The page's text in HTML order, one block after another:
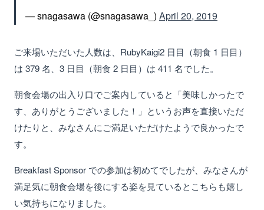
— snagasawa (@snagasawa_) April 20, 2019
ご来場いただいた人数は、RubyKaigi2 日目（朝食 1 日目）
は 379 名、3 日目（朝食 2 日目）は 411 名でした。
朝食会場の出入り口でご案内していると「美味しかったで
す、ありがとうございました！」というお声を直接いただ
けたりと、みなさんにご満足いただけたようで良かったで
す。
Breakfast Sponsor での参加は初めてでしたが、みなさんが
満足気に朝食会場を後にする姿を見ているとこちらも嬉し
い気持ちになりました。